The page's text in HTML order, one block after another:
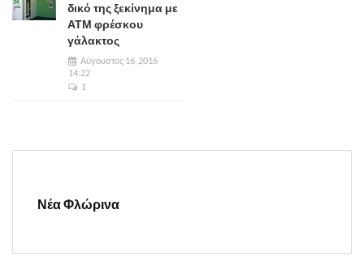
δικό της ξεκίνημα με
ΑΤΜ φρέσκου
γάλακτος
Αύγουστος 16, 2016
14:22
1
Νέα Φλώρινα